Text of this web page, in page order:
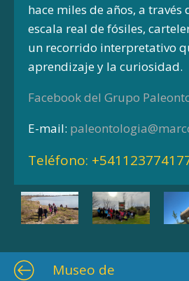
hace miles de años, a través
escala real de fósiles,
un recorrido interpretativo
aprendizaje y la curiosidad.
Facebook del Grupo
E-mail:
Teléfono:
Museo de